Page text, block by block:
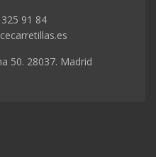
91 84
50. 28037. Madrid